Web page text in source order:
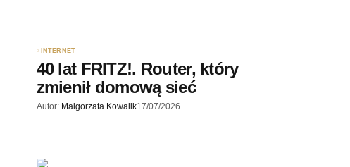
INTERNET
40 lat FRITZ!. Router, który
zmienił domową sieć
Autor: Malgorzata Kowalik17/07/2026